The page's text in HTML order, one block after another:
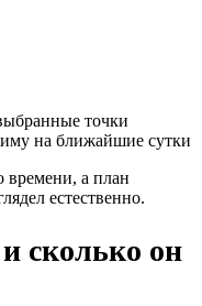
точки
на ближайшие сутки
времени, а план
естественно.
сколько он